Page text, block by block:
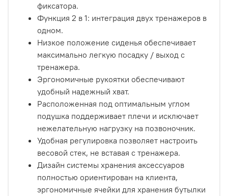
фиксатора.
Функция 2 в 1: интеграция двух тренажеров в
одном.
Низкое положение сиденья обеспечивает
максимально легкую посадку / выход с
тренажера.
Эргономичные рукоятки обеспечивают
удобный надежный хват.
Расположенная под оптимальным углом
подушка поддерживает плечи и исключает
нежелательную нагрузку на позвоночник.
Удобная регулировка позволяет настроить
весовой стек, не вставая с тренажера.
Дизайн системы хранения аксессуаров
полностью ориентирован на клиента,
эргономичные ячейки для хранения бутылки